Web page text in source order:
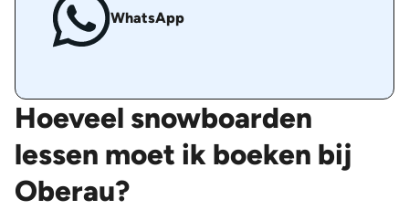
WhatsApp
Hoeveel snowboarden
lessen moet ik boeken bij
Oberau?